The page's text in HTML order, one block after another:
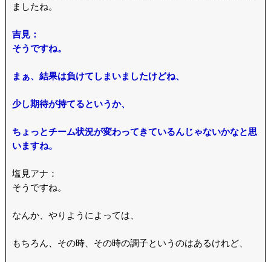
ましたね。
吉見：
そうですね。
まぁ、結果は負けてしまいましたけどね、
少し期待が持てるというか、
ちょっとチーム状況が変わってきているんじゃないかなと思
いますね。
塩見アナ：
そうですね。
なんか、やりようによっては、
もちろん、その時、その時の調子というのはあるけれど、